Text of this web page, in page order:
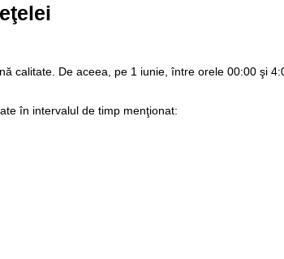
calitate. De aceea, pe 1 iunie, între orele 00:00 şi
în intervalul de timp menţionat: